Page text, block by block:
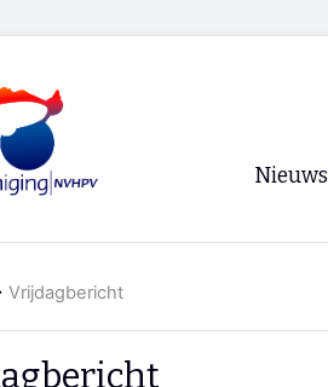
Nieuws
Vrijdagbericht